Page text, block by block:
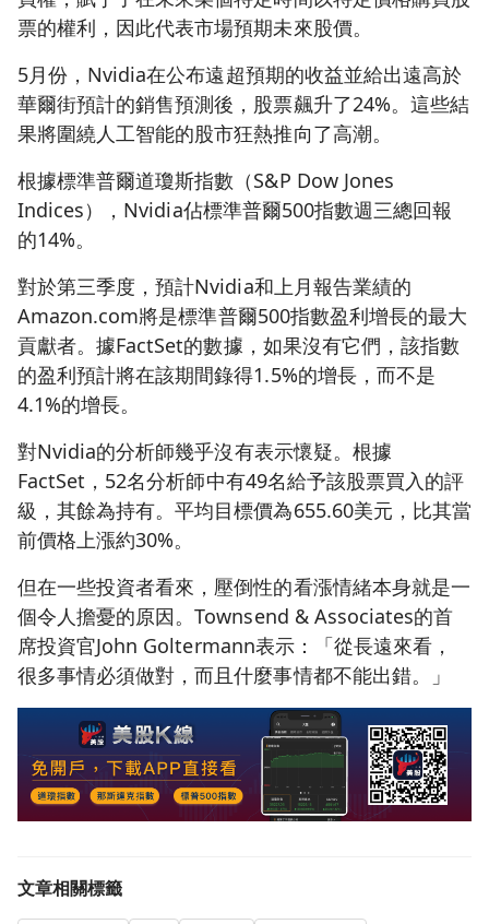
票的權利，因此代表市場預期未來股價。
5月份，Nvidia在公布遠超預期的收益並給出遠高於
華爾街預計的銷售預測後，股票飆升了24%。這些結
果將圍繞人工智能的股市狂熱推向了高潮。
根據標準普爾道瓊斯指數（S&P Dow Jones
Indices），Nvidia佔標準普爾500指數週三總回報
的14%。
對於第三季度，預計Nvidia和上月報告業績的
Amazon.com將是標準普爾500指數盈利增長的最大
貢獻者。據FactSet的數據，如果沒有它們，該指數
的盈利預計將在該期間錄得1.5%的增長，而不是
4.1%的增長。
對Nvidia的分析師幾乎沒有表示懷疑。根據
FactSet，52名分析師中有49名給予該股票買入的評
級，其餘為持有。平均目標價為655.60美元，比其當
前價格上漲約30%。
但在一些投資者看來，壓倒性的看漲情緒本身就是一
個令人擔憂的原因。Townsend & Associates的首
席投資官John Goltermann表示：「從長遠來看，
很多事情必須做對，而且什麼事情都不能出錯。」
文章相關標籤